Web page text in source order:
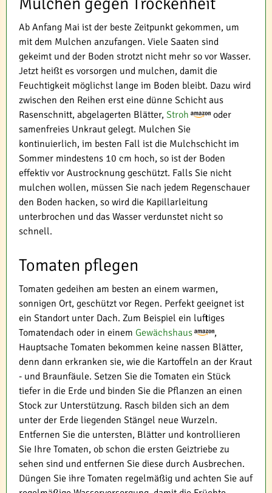
Ab Anfang Mai ist der beste Zeitpunkt gekommen, um
mit dem Mulchen anzufangen. Viele Saaten sind
gekeimt und der Boden strotzt nicht mehr so vor Wasser.
Jetzt heißt es vorsorgen und mulchen, damit die
Feuchtigkeit möglichst lange im Boden bleibt. Dazu wird
zwischen den Reihen erst eine dünne Schicht aus
Rasenschnitt, abgelagerten Blätter, Stroh
oder
samenfreies Unkraut gelegt. Mulchen Sie
kontinuierlich, im besten Fall ist die Mulchschicht im
Sommer mindestens 10 cm hoch, so ist der Boden
effektiv vor Austrocknung geschützt. Falls Sie nicht
mulchen wollen, müssen Sie nach jedem Regenschauer
den Boden hacken, so wird die Kapillarleitung
unterbrochen und das Wasser verdunstet nicht so
schnell.
Tomaten pflegen
Tomaten gedeihen am besten an einem warmen,
sonnigen Ort, geschützt vor Regen. Perfekt geeignet ist
ein Standort unter Dach. Zum Beispiel ein luftiges
Tomatendach oder in einem Gewächshaus
,
Hauptsache Tomaten bekommen keine nassen Blätter,
denn dann erkranken sie, wie die Kartoffeln an der Kraut
- und Braunfäule. Setzen Sie die Tomaten ein Stück
tiefer in die Erde und binden Sie die Pflanzen an einen
Stock zur Unterstützung. Rasch bilden sich an dem
unter der Erde liegenden Stängel neue Wurzeln.
Entfernen Sie die untersten, Blätter und kontrollieren
Sie Ihre Tomaten, ob schon die ersten Geiztriebe zu
sehen sind und entfernen Sie diese durch Ausbrechen.
Düngen Sie ihre Tomaten regelmäßig und achten Sie auf